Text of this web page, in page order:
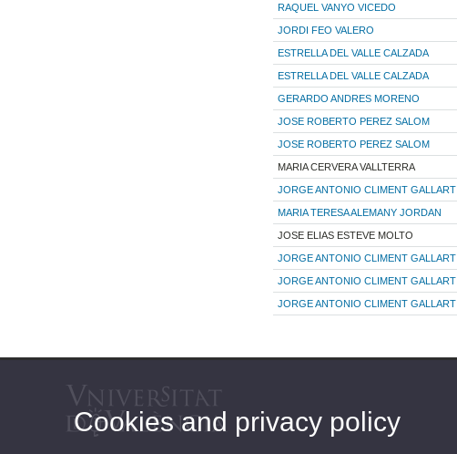
RAQUEL VANYO VICEDO
JORDI FEO VALERO
ESTRELLA DEL VALLE CALZADA
ESTRELLA DEL VALLE CALZADA
GERARDO ANDRES MORENO
JOSE ROBERTO PEREZ SALOM
JOSE ROBERTO PEREZ SALOM
MARIA CERVERA VALLTERRA
JORGE ANTONIO CLIMENT GALLART
MARIA TERESA ALEMANY JORDAN
JOSE ELIAS ESTEVE MOLTO
JORGE ANTONIO CLIMENT GALLART
JORGE ANTONIO CLIMENT GALLART
JORGE ANTONIO CLIMENT GALLART
Cookies and privacy policy